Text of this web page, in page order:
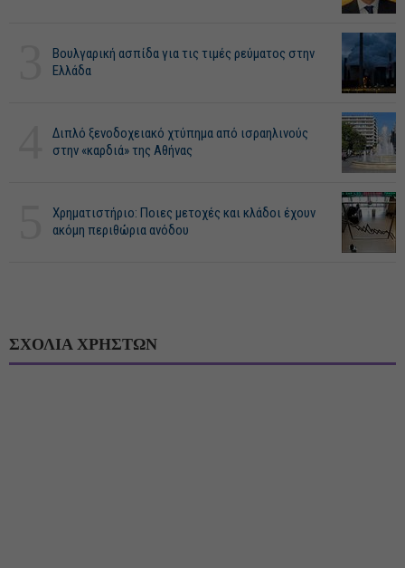
Βουλγαρική ασπίδα για τις τιμές ρεύματος στην
Ελλάδα
Διπλό ξενοδοχειακό χτύπημα από ισραηλινούς
στην «καρδιά» της Αθήνας
Χρηματιστήριο: Ποιες μετοχές και κλάδοι έχουν
ακόμη περιθώρια ανόδου
ΣΧΟΛΙΑ ΧΡΗΣΤΩΝ